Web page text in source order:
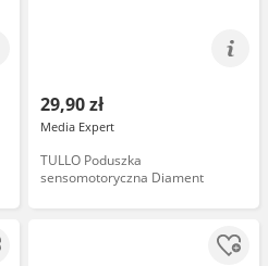
29,90 zł
Media Expert
TULLO Poduszka
sensomotoryczna Diament